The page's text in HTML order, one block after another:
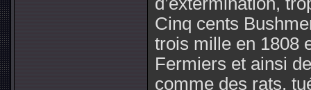
Cinq cents
trois mille en 1808
Fermiers et ainsi
comme des rats,